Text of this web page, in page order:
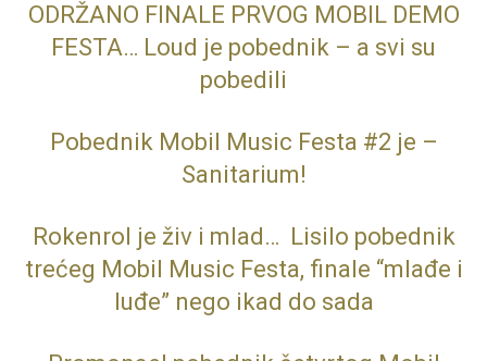
ODRŽANO FINALE PRVOG MOBIL DEMO
FESTA… Loud je pobednik – a svi su
pobedili
Pobednik Mobil Music Festa #2 je –
Sanitarium!
Rokenrol je živ i mlad… Lisilo pobednik
trećeg Mobil Music Festa, finale “mlađe i
luđe” nego ikad do sada